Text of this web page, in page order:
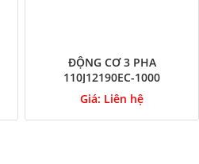
ĐỘNG CƠ 3 PHA
110J12190EC-1000
Giá: Liên hệ